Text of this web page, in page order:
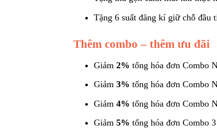
Tặng 6 suất đăng kí giữ chỗ đầu
Thêm combo – thêm ưu đãi
Giảm 2% tổng hóa đơn Combo
Giảm 3% tổng hóa đơn Combo
Giảm 4% tổng hóa đơn Combo
Giảm 5% tổng hóa đơn Combo